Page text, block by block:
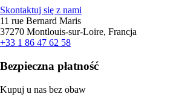
Skontaktuj się z nami
11 rue Bernard Maris
37270 Montlouis-sur-Loire, Francja
+33 1 86 47 62 58
Bezpieczna płatność
Kupuj u nas bez obaw